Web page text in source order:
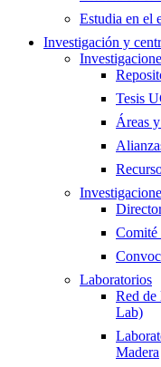
Estudia en el
Investigación y
Tesis
Áreas
Comité
Laboratorios
Red de
Lab)
Madera